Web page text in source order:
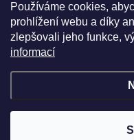
Používáme cookies,
prohlížení webu a díky
zlepšovali jeho funkce,
informací
Vložením e-mailu
Přihlásit se